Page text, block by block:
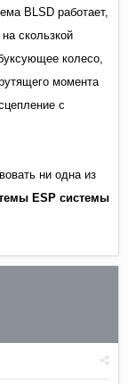
ВLSD работает,
скользкой
колесо,
момента
с
ни одна из
ESP системы